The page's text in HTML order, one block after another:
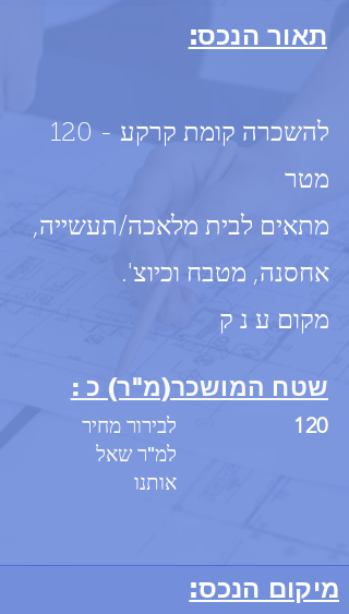
מיקום הנכס:
תאור הנכס:
להשכרה קומת קרקע - 120
מטר
מתאים לבית מלאכה/תעשייה,
אחסנה, מטבח וכיוצ'.
מקום ע נ ק
שטח המושכר(מ"ר) כ :
120
לבירור מחיר
למ"ר שאל
אותנו